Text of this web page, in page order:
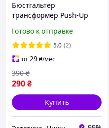
Бюстгальтер
трансформер Push-Up
ліфчик для глубокого
декольте
Готово к отправке
5.0 (2)
от29₴/мес
290₴
390 ₴
Купить